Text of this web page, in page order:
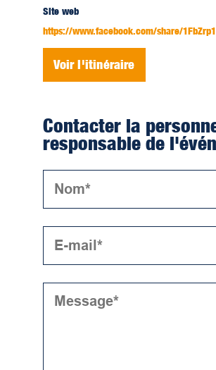
Site web
https://www.facebook.com/share/
Voir l'itinéraire
Contacter la
responsable de